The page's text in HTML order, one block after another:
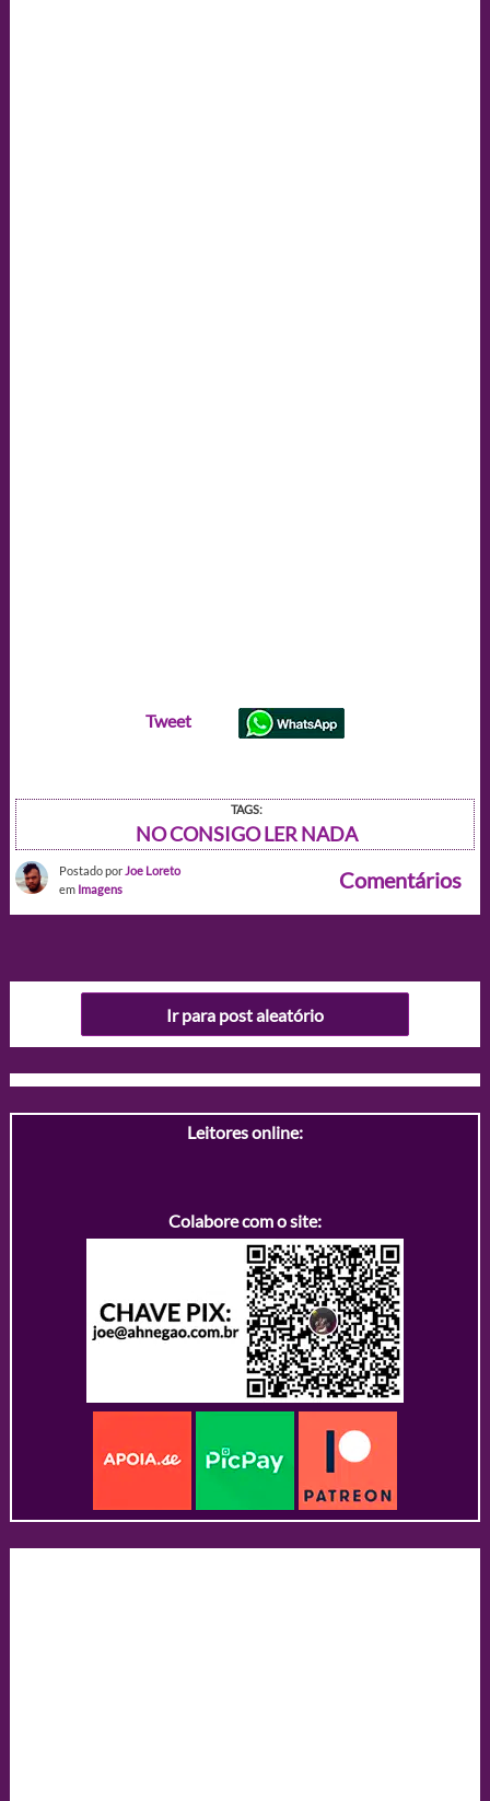
Tweet
TAGS:
NO CONSIGO LER NADA
Postado por Joe Loreto
em Imagens Comentários
Ir para post aleatório
Leitores online:
Colabore com o site: